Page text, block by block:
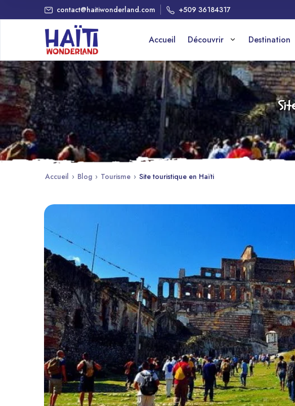
contact@haitiwonderland.com +509 36184317
Accueil Découvrir Destination
Accueil › Blog › Tourisme › Site touristique en Haïti